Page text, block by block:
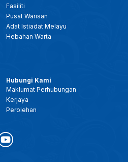
Fasiliti
Pusat Warisan
Adat Istiadat Melayu
Hebahan Warta
Hubungi Kami
Maklumat Perhubungan
Kerjaya
Perolehan